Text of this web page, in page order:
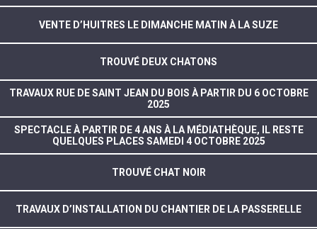
VENTE D’HUITRES LE DIMANCHE MATIN À LA SUZE
TROUVÉ DEUX CHATONS
TRAVAUX RUE DE SAINT JEAN DU BOIS À PARTIR DU 6 OCTOBRE
2025
SPECTACLE À PARTIR DE 4 ANS À LA MÉDIATHÈQUE, IL RESTE
QUELQUES PLACES SAMEDI 4 OCTOBRE 2025
TROUVÉ CHAT NOIR
TRAVAUX D’INSTALLATION DU CHANTIER DE LA PASSERELLE